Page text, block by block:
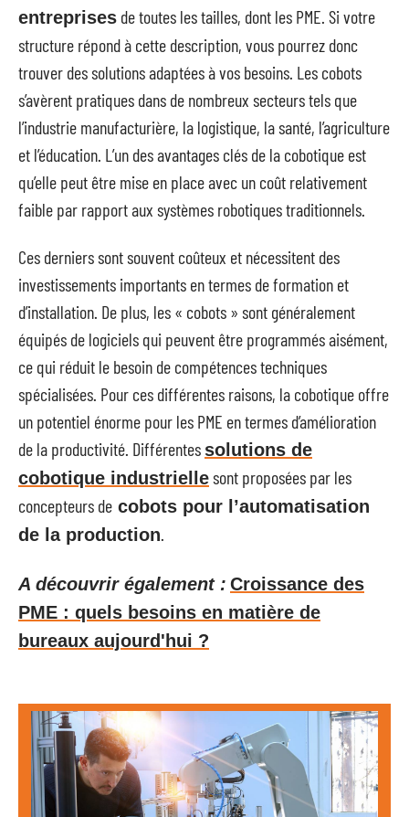
entreprises de toutes les tailles, dont les PME. Si votre
structure répond à cette description, vous pourrez donc
trouver des solutions adaptées à vos besoins. Les cobots
s’avèrent pratiques dans de nombreux secteurs tels que
l’industrie manufacturière, la logistique, la santé, l’agriculture
et l’éducation. L’un des avantages clés de la cobotique est
qu’elle peut être mise en place avec un coût relativement
faible par rapport aux systèmes robotiques traditionnels.
Ces derniers sont souvent coûteux et nécessitent des
investissements importants en termes de formation et
d’installation. De plus, les « cobots » sont généralement
équipés de logiciels qui peuvent être programmés aisément,
ce qui réduit le besoin de compétences techniques
spécialisées. Pour ces différentes raisons, la cobotique offre
un potentiel énorme pour les PME en termes d’amélioration
de la productivité. Différentes solutions de
cobotique industriellesont proposées par les
concepteurs de cobots pour l’automatisation
de la production.
A découvrir également : Croissance des
PME : quels besoins en matière de
bureaux aujourd'hui ?